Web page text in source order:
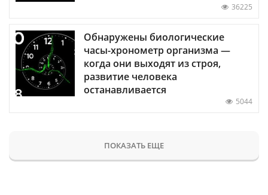
36225
Обнаружены биологические
часы-хронометр организма —
когда они выходят из строя,
развитие человека
останавливается
5044
ПОКАЗАТЬ ЕЩЕ